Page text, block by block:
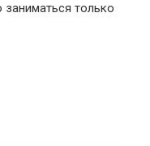
только